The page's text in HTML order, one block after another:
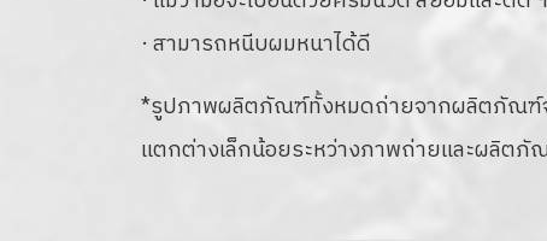
· สามารถหนีบผมหนาได้ดี
*รูปภาพผลิตภัณฑ์ทั้งหมดถ่ายจากผลิตภัณฑ์จ
แตกต่างเล็กน้อยระหว่างภาพถ่ายและผลิตภั